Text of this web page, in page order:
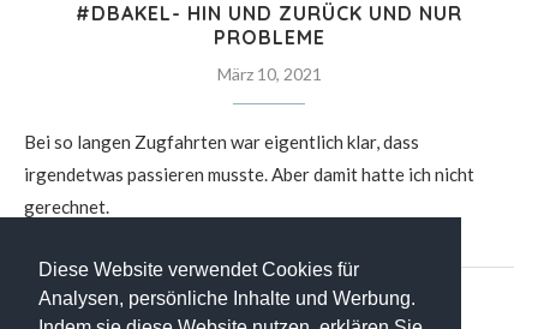
Diese Website verwendet Cookies für
Analysen, persönliche Inhalte und Werbung.
#DBAKEL- HIN UND ZURÜCK UND NUR
PROBLEME
März 10, 2021
Bei so langen Zugfahrten war eigentlich klar, dass
irgendetwas passieren musste. Aber damit hatte ich nicht
gerechnet.